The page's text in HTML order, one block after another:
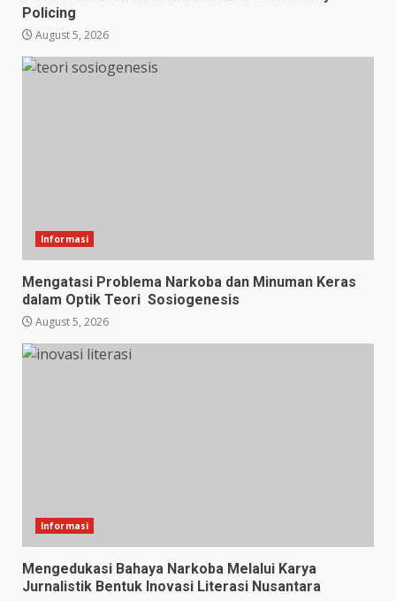
Policing
August 5, 2026
Informasi
Mengatasi Problema Narkoba dan Minuman Keras
dalam Optik Teori Sosiogenesis
August 5, 2026
Informasi
Mengedukasi Bahaya Narkoba Melalui Karya
Jurnalistik Bentuk Inovasi Literasi Nusantara